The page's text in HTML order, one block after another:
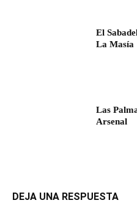
El
La Masía
Las
Arsenal
DEJA UNA RESPUESTA